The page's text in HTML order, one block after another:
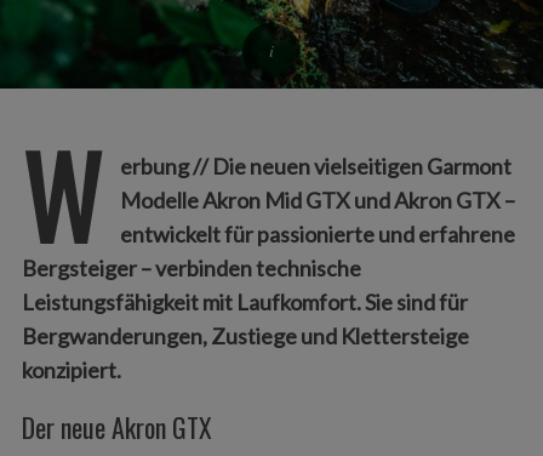
W
erbung // Die neuen vielseitigen Garmont
Modelle Akron Mid GTX und Akron GTX –
entwickelt für passionierte und erfahrene
Bergsteiger – verbinden technische
Leistungsfähigkeit mit Laufkomfort. Sie sind für
Bergwanderungen, Zustiege und Klettersteige
konzipiert.
Der neue Akron GTX